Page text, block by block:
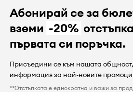
Абонирай се за
вземи -20%
първата си поръчка.
Присъедини се към нашата
информация за най-новите
**Отстъпката е еднократна и важи за